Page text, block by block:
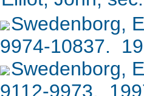
Swedenborg,
9974-10837.
Swedenborg,
9112-9973.